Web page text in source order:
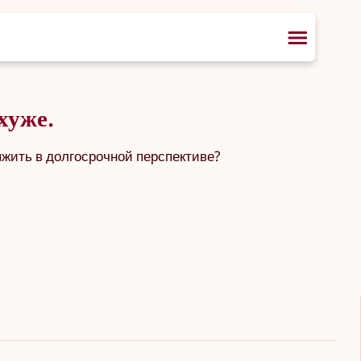
в долгосрочной перспективе?